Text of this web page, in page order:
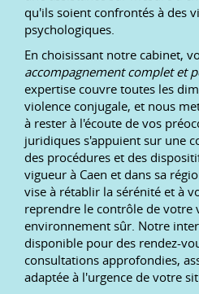
qu'ils soient confrontés à des
psychologiques.
En choisissant notre cabinet,
accompagnement complet et
expertise couvre toutes les
violence conjugale, et nous
à rester à l'écoute de vos
juridiques s'appuient sur une
des procédures et des
vigueur à Caen et dans sa
vise à rétablir la sérénité et à
reprendre le contrôle de votre
environnement sûr. Notre
disponible pour des rendez-
consultations approfondies,
adaptée à l'urgence de votre